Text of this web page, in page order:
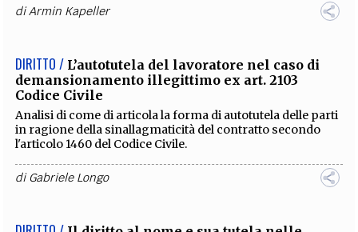
diArmin Kapeller